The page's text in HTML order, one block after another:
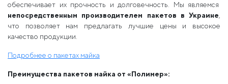
обеспечивает их прочность и долговечность. Мы являемся
непосредственным производителем пакетов в Украине
что позволяет нам предлагать лучшие цены и высокое
качество продукции.
Подробнее о пакетах майка
Преимущества пакетов майка от «Полимер»: